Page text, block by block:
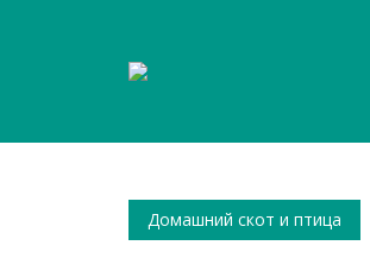
Домашний скот и птица